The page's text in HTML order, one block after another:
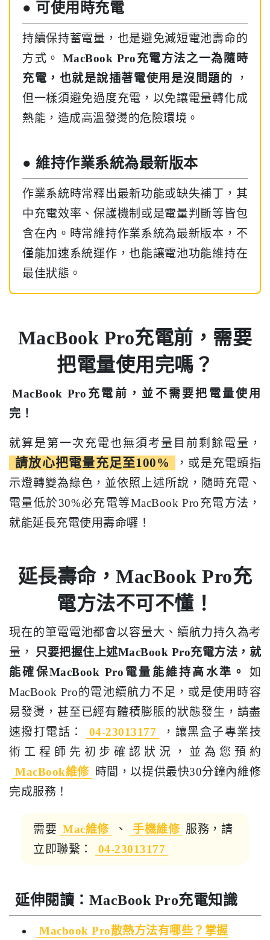
● 可使用時充電
持續保持蓄電量，也是避免減短電池壽命的
方式。
MacBook Pro充電方法之一為隨時
充電，也就是說插著電使用是沒問題的
，
但一樣須避免過度充電，以免讓電量轉化成
熱能，造成高溫發燙的危險環境。
● 維持作業系統為最新版本
作業系統時常釋出最新功能或缺失補丁，其
中充電效率、保護機制或是電量判斷等皆包
含在內。時常維持作業系統為最新版本，不
僅能加速系統運作，也能讓電池功能維持在
最佳狀態。
MacBook Pro充電前，需要
把電量使用完嗎？
MacBook Pro充電前，並不需要把電量使用
完！
就算是第一次充電也無須考量目前剩餘電量，
請放心把電量充足至100%
，或是充電頭指
示燈轉變為綠色，並依照上述所說，隨時充電、
電量低於30%必充電等MacBook Pro充電方法，
就能延長充電使用壽命囉！
延長壽命，MacBook Pro充
電方法不可不懂！
現在的筆電電池都會以容量大、續航力持久為考
量，
只要把握住上述MacBook Pro充電方法，就
能確保MacBook Pro電量能維持高水準。
如
MacBook Pro的電池續航力不足，或是使用時容
易發燙，甚至已經有體積膨脹的狀態發生，請盡
速撥打電話：
04-23013177
，讓黑盒子專業技
術工程師先初步確認狀況，並為您預約
MacBook維修 時間，以提供最快30分鐘內維修
完成服務！
需要 Mac維修 、 手機維修 服務，請
立即聯繫：
04-23013177
延伸閱讀：MacBook Pro充電知識
Macbook Pro散熱方法有哪些？掌握